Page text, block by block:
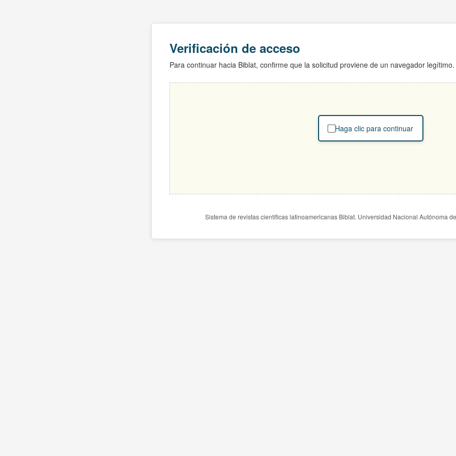
Verificación de acceso
Para continuar hacia Biblat, confirme que la solicitud proviene de un navegador legítimo.
Haga clic para continuar
Sistema de revistas científicas latinoamericanas Biblat. Universidad Nacional Autónoma